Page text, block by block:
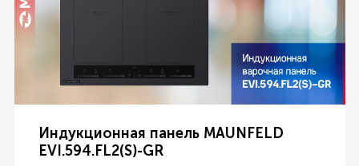
Индукционная панель MAUNFELD
EVI.594.FL2(S)-GR